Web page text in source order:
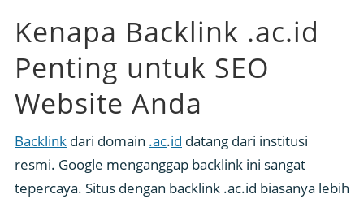
Kenapa Backlink .ac.id
Penting untuk SEO
Website Anda
Backlink dari domain .ac.id datang dari institusi
resmi. Google menganggap backlink ini sangat
tepercaya. Situs dengan backlink .ac.id biasanya lebih